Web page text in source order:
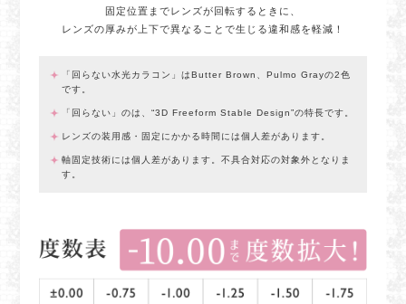
固定位置までレンズが回転するときに、
レンズの厚みが上下で異なることで生じる違和感を軽減！
「回らない水光カラコン」はButter Brown、Pulmo Grayの2色
です。
「回らない」のは、“3D Freeform Stable Design”の特長です。
レンズの装用感・固定にかかる時間には個人差があります。
軸固定技術には個人差があります。不具合対応の対象外となりま
す。